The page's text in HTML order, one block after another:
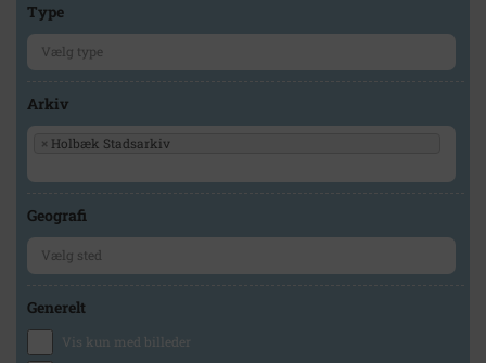
Type
Arkiv
× Holbæk Stadsarkiv
Geografi
Generelt
Vis kun med billeder